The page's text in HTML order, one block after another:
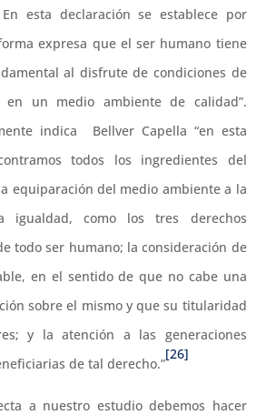
En esta declaración se establece por
expresa que el ser humano tiene
al disfrute de condiciones de
en un medio ambiente de calidad”.
indica Bellver Capella “en esta
todos los ingredientes del
equiparación del medio ambiente a la
como los tres derechos
todo ser humano; la consideración de
en el sentido de que no cabe una
sobre el mismo y que su titularidad
y la atención a las generaciones
de tal derecho.”
[26]
a nuestro estudio debemos hacer